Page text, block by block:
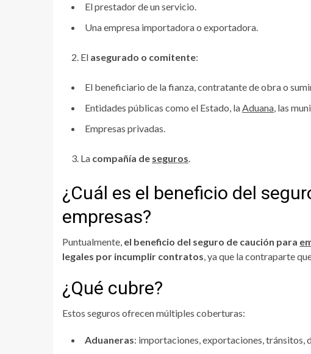
El prestador de un servicio.
Una empresa importadora o exportadora.
El asegurado o comitente:
El beneficiario de la fianza, contratante de obra o
Entidades públicas como el Estado, laAduana, las
Empresas privadas.
La compañía de seguros.
¿Cuál es el beneficio del
empresas?
Puntualmente, el beneficio del seguro de caución para
legales por incumplir contratos, ya que la contraparte
¿Qué cubre?
Estos seguros ofrecen múltiples coberturas:
Aduaneras: importaciones, exportaciones, tránsitos,